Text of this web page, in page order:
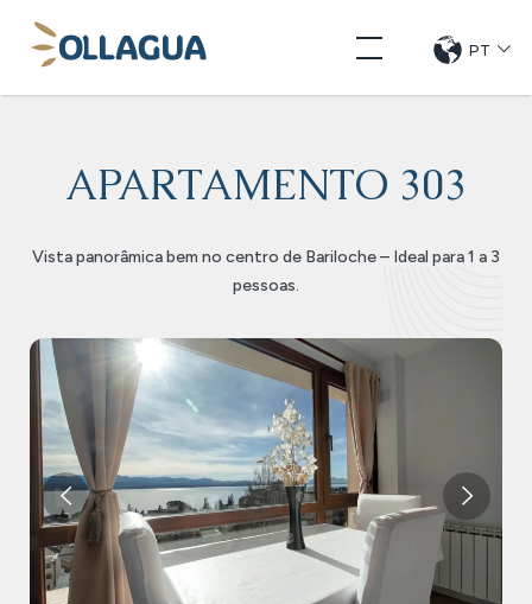
paraOllagua PT
APARTAMENTO 303
Vista panorâmica bem no centro de Bariloche – Ideal para 1 a 3
pessoas.
Previous